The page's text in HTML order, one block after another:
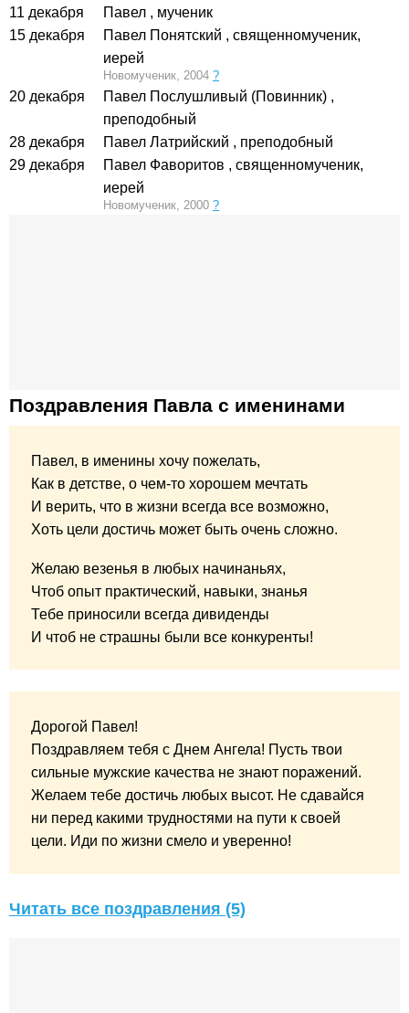
11 декабря Павел , мученик
15 декабря
Павел Понятский , священномученик,
иерей
Новомученик, 2004 ?
20 декабря Павел Послушливый (Повинник) ,
преподобный
28 декабря
Павел Латрийский , преподобный
29 декабря
Павел Фаворитов , священномученик,
иерей
Новомученик, 2000 ?
Поздравления Павла с именинами
Павел, в именины хочу пожелать,
Как в детстве, о чем-то хорошем мечтать
И верить, что в жизни всегда все возможно,
Хоть цели достичь может быть очень сложно.
Желаю везенья в любых начинаньях,
Чтоб опыт практический, навыки, знанья
Тебе приносили всегда дивиденды
И чтоб не страшны были все конкуренты!
Дорогой Павел!
Поздравляем тебя с Днем Ангела! Пусть твои
сильные мужские качества не знают поражений.
Желаем тебе достичь любых высот. Не сдавайся
ни перед какими трудностями на пути к своей
цели. Иди по жизни смело и уверенно!
Читать все поздравления (5)